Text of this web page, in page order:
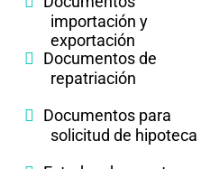
importación y
exportación
Documentos de
repatriación
Documentos para
solicitud de hipoteca